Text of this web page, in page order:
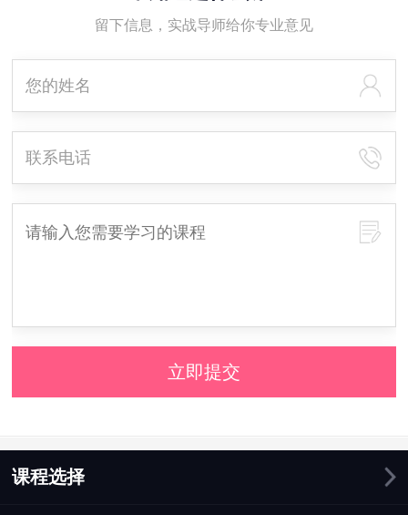
留下信息，实战导师给你专业意见
立即提交
课程选择